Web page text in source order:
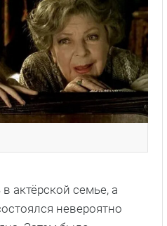
актёрской семье, а
невероятно